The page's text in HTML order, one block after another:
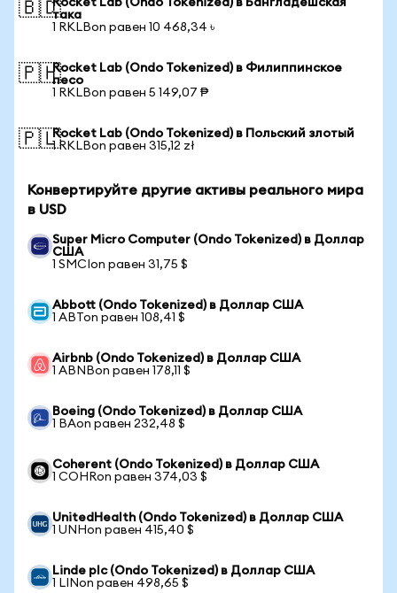
🇧🇩Rocket Lab (Ondo Tokenized) в Бангладешская
така
1 RKLBon равен 10 468,34 ৳
🇵🇭Rocket Lab (Ondo Tokenized) в Филиппинское
песо
1 RKLBon равен 5 149,07 ₱
🇵🇱Rocket Lab (Ondo Tokenized) в Польский злотый
1 RKLBon равен 315,12 zł
Конвертируйте другие активы реального мира
в USD
Super Micro Computer (Ondo Tokenized) в Доллар
США
1 SMCIon равен 31,75 $
Abbott (Ondo Tokenized) в Доллар США
1 ABTon равен 108,41 $
Airbnb (Ondo Tokenized) в Доллар США
1 ABNBon равен 178,11 $
Boeing (Ondo Tokenized) в Доллар США
1 BAon равен 232,48 $
Coherent (Ondo Tokenized) в Доллар США
1 COHRon равен 374,03 $
UnitedHealth (Ondo Tokenized) в Доллар США
1 UNHon равен 415,40 $
Linde plc (Ondo Tokenized) в Доллар США
1 LINon равен 498,65 $